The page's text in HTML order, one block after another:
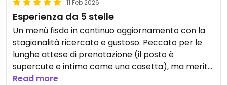
11 Feb 2026
Esperienza da 5 stelle
Un menù fisdo in continuo aggiornamento con la
stagionalità ricercato e gustoso. Peccato per le
lunghe attese di prenotazione (il posto è
supercute e intimo come una casetta), ma merita
veramente.
Read more